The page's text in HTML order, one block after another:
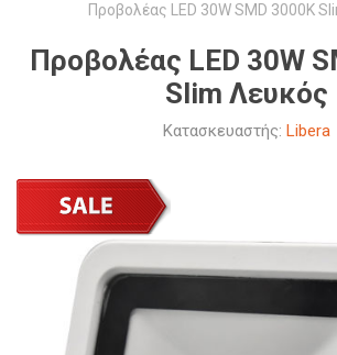
Προβολέας LED 30W SMD 3000K
Προβολέας LED 30W
Slim Λευκός
Κατασκευαστής: Libera